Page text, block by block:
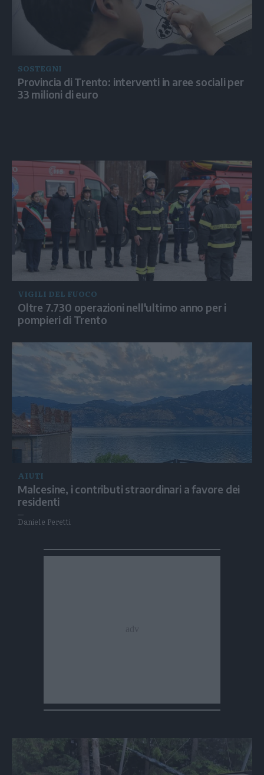
SOSTEGNI
Provincia di Trento: interventi in aree sociali per
33 milioni di euro
VIGILI DEL FUOCO
Oltre 7.730 operazioni nell'ultimo anno per i
pompieri di Trento
AIUTI
Malcesine, i contributi straordinari a favore dei
residenti
Daniele Peretti